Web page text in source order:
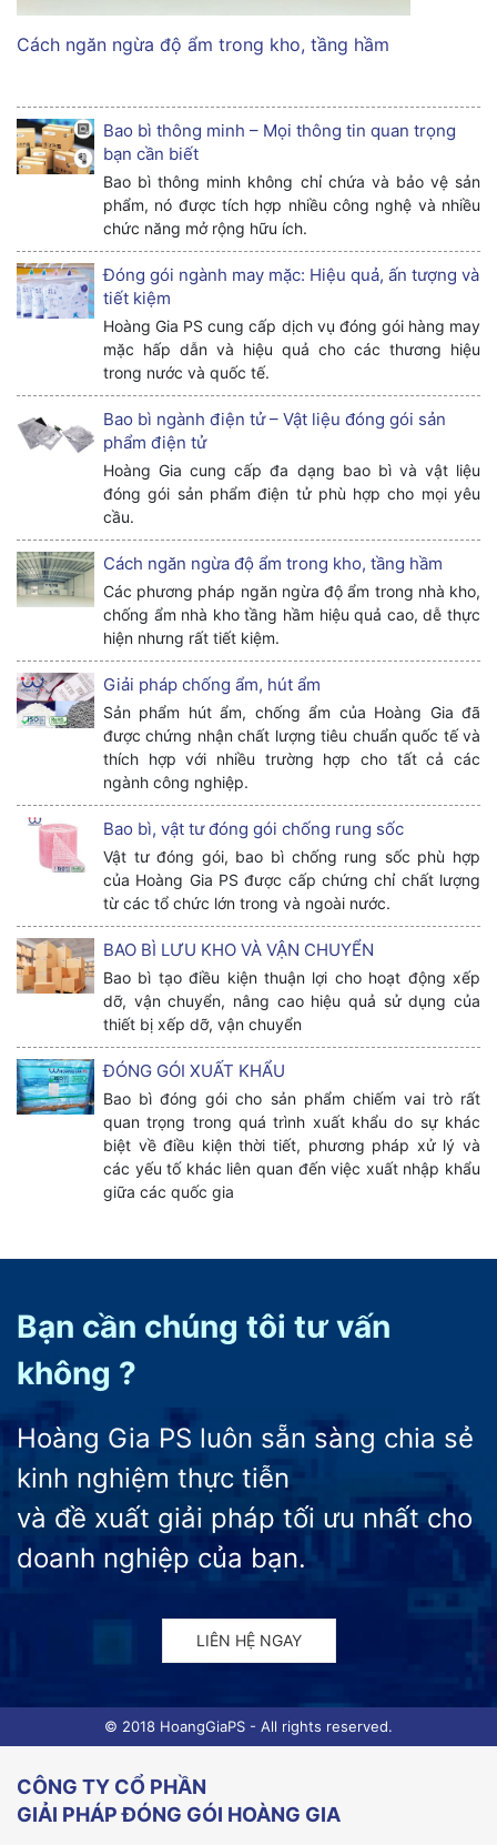
Cách ngăn ngừa độ ẩm trong kho, tầng hầm
Bao bì thông minh – Mọi thông tin quan trọng
bạn cần biết
Bao bì thông minh không chỉ chứa và bảo vệ sản
phẩm, nó được tích hợp nhiều công nghệ và nhiều
chức năng mở rộng hữu ích.
Đóng gói ngành may mặc: Hiệu quả, ấn tượng và
tiết kiệm
Hoàng Gia PS cung cấp dịch vụ đóng gói hàng may
mặc hấp dẫn và hiệu quả cho các thương hiệu
trong nước và quốc tế.
Bao bì ngành điện tử – Vật liệu đóng gói sản
phẩm điện tử
Hoàng Gia cung cấp đa dạng bao bì và vật liệu
đóng gói sản phẩm điện tử phù hợp cho mọi yêu
cầu.
Cách ngăn ngừa độ ẩm trong kho, tầng hầm
Các phương pháp ngăn ngừa độ ẩm trong nhà kho,
chống ẩm nhà kho tầng hầm hiệu quả cao, dễ thực
hiện nhưng rất tiết kiệm.
Giải pháp chống ẩm, hút ẩm
Sản phẩm hút ẩm, chống ẩm của Hoàng Gia đã
được chứng nhận chất lượng tiêu chuẩn quốc tế và
thích hợp với nhiều trường hợp cho tất cả các
ngành công nghiệp.
Bao bì, vật tư đóng gói chống rung sốc
Vật tư đóng gói, bao bì chống rung sốc phù hợp
của Hoàng Gia PS được cấp chứng chỉ chất lượng
từ các tổ chức lớn trong và ngoài nước.
BAO BÌ LƯU KHO VÀ VẬN CHUYỂN
Bao bì tạo điều kiện thuận lợi cho hoạt động xếp
dỡ, vận chuyển, nâng cao hiệu quả sử dụng của
thiết bị xếp dỡ, vận chuyển
ĐÓNG GÓI XUẤT KHẨU
Bao bì đóng gói cho sản phẩm chiếm vai trò rất
quan trọng trong quá trình xuất khẩu do sự khác
biệt về điều kiện thời tiết, phương pháp xử lý và
các yếu tố khác liên quan đến việc xuất nhập khẩu
giữa các quốc gia
Bạn cần chúng tôi tư vấn
không ?
Hoàng Gia PS luôn sẵn sàng chia sẻ
kinh nghiệm thực tiễn
và đề xuất giải pháp tối ưu nhất cho
doanh nghiệp của bạn.
LIÊN HỆ NGAY
© 2018 HoangGiaPS - All rights reserved.
CÔNG TY CỔ PHẦN
GIẢI PHÁP ĐÓNG GÓI HOÀNG GIA